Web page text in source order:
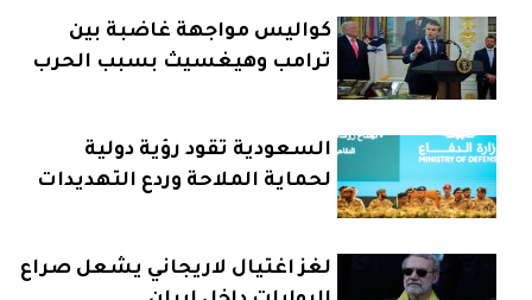
كواليس مواجهة غاضبة بين
ترامب وهيغسيث بسبب الحرب
السعودية تقود رؤية دولية
لحماية الملاحة وردع التهديدات
لغز اغتيال لاريجاني يشعل صراع